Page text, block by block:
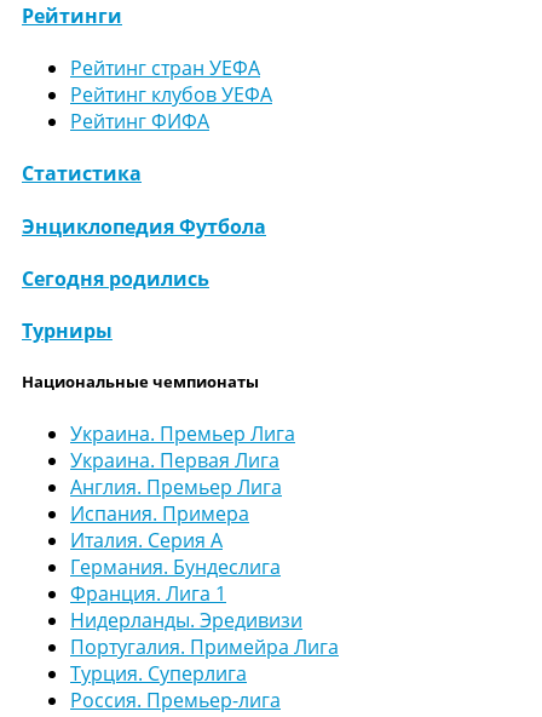
Рейтинги
Рейтинг стран УЕФА
Рейтинг клубов УЕФА
Рейтинг ФИФА
Статистика
Энциклопедия Футбола
Сегодня родились
Турниры
Национальные чемпионаты
Украина. Премьер Лига
Украина. Первая Лига
Англия. Премьер Лига
Испания. Примера
Италия. Серия А
Германия. Бундеслига
Франция. Лига 1
Нидерланды. Эредивизи
Португалия. Примейра Лига
Турция. Суперлига
Россия. Премьер-лига